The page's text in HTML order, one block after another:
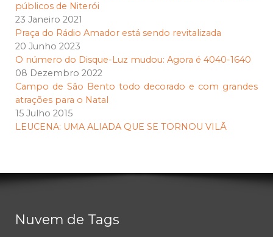
públicos de Niterói
23 Janeiro 2021
Praça do Rádio Amador está sendo revitalizada
20 Junho 2023
O número do Disque-Luz mudou: Agora é 4040-1640
08 Dezembro 2022
Campo de São Bento todo decorado e com grandes
atrações para o Natal
15 Julho 2015
LEUCENA: UMA ALIADA QUE SE TORNOU VILÃ
Nuvem de Tags